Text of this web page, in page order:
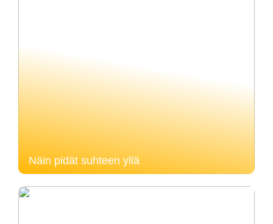
Näin pidät suhteen yllä